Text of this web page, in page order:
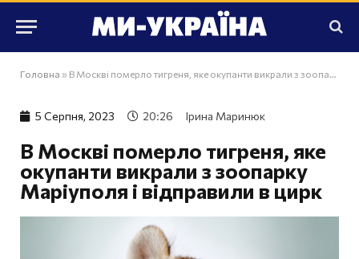
Головна » В Москві померло тигреня, яке окупанти викрали з зоопарку Маріуполя і відправили в цирк
5 Серпня, 2023 20:26 Ірина Маринюк
В Москві померло тигреня, яке
окупанти викрали з зоопарку
Маріуполя і відправили в цирк